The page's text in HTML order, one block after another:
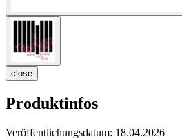
close
Produktinfos
Veröffentlichungsdatum: 18.04.2026